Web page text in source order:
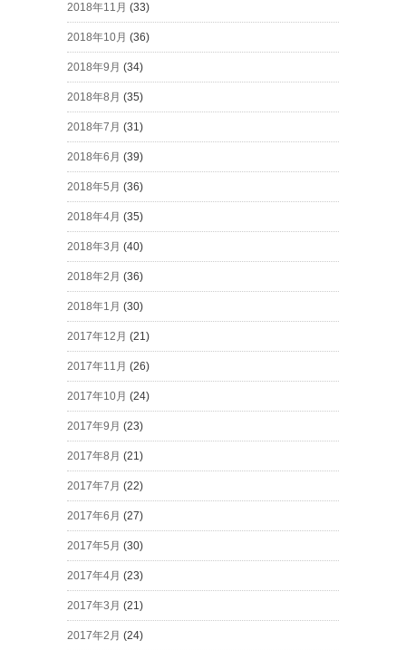
2018年11月 (33)
2018年10月 (36)
2018年9月 (34)
2018年8月 (35)
2018年7月 (31)
2018年6月 (39)
2018年5月 (36)
2018年4月 (35)
2018年3月 (40)
2018年2月 (36)
2018年1月 (30)
2017年12月 (21)
2017年11月 (26)
2017年10月 (24)
2017年9月 (23)
2017年8月 (21)
2017年7月 (22)
2017年6月 (27)
2017年5月 (30)
2017年4月 (23)
2017年3月 (21)
2017年2月 (24)